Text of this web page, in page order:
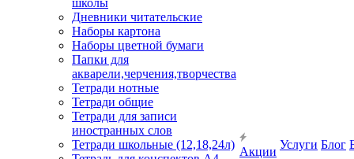
школы
Дневники читательские
Наборы картона
Наборы цветной бумаги
Папки для
акварели,черчения,творчества
Тетради нотные
Тетради общие
Тетради для записи
иностранных слов
Тетради школьные (12,18,24л)
Акции
Услуги Блог